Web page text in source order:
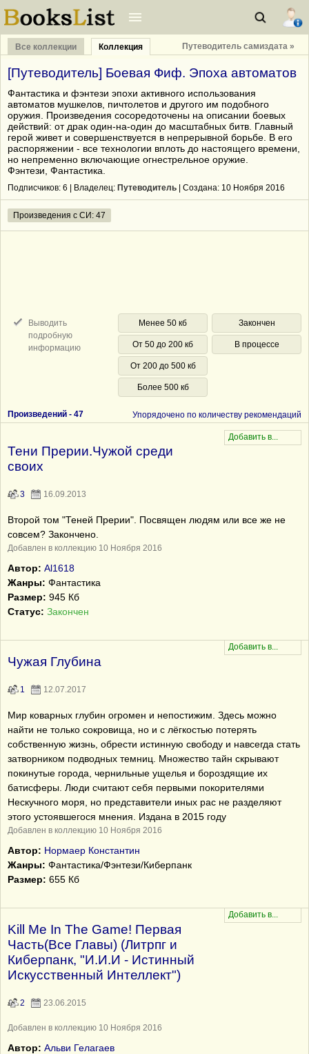
Все коллекции Коллекция Путеводитель самиздата »
[Путеводитель] Боевая Фиф. Эпоха автоматов
Фантастика и фэнтези эпохи активного использования
автоматов мушкелов, пичтолетов и другого им подобного
оружия. Произведения сосоредоточены на описании боевых
действий: от драк один-на-один до масштабных битв. Главный
герой живет и совершенствуется в непрерывной борьбе. В его
распоряжении - все технологии вплоть до настоящего времени,
но непременно включающие огнестрельное оружие.
Фэнтези, Фантастика.
Подписчиков: 6 | Владелец: Путеводитель | Cоздана: 10 Ноября 2016
Произведения с СИ: 47
Выводить
подробную
информацию
Менее 50 кб
От 50 до 200 кб
От 200 до 500 кб
Более 500 кб
Закончен
В процессе
Произведений - 47 Упорядочено по количеству рекомендаций
Тени Прерии.Чужой среди
своих
3 16.09.2013
Второй том "Теней Прерии". Посвящен людям или все же не
совсем? Закончено.
Добавлен в коллекцию 10 Ноября 2016
Автор: Al1618
Жанры: Фантастика
Размер: 945 Кб
Статус: Закончен
Чужая Глубина
1 12.07.2017
Мир коварных глубин огромен и непостижим. Здесь можно
найти не только сокровища, но и с лёгкостью потерять
собственную жизнь, обрести истинную свободу и навсегда стать
затворником подводных темниц. Множество тайн скрывают
покинутые города, чернильные ущелья и бороздящие их
батисферы. Люди считают себя первыми покорителями
Нескучного моря, но представители иных рас не разделяют
этого устоявшегося мнения. Издана в 2015 году
Добавлен в коллекцию 10 Ноября 2016
Автор: Нормаер Константин
Жанры: Фантастика/Фэнтези/Киберпанк
Размер: 655 Кб
Kill Me In The Game! Первая
Часть(Все Главы) (Литрпг и
Киберпанк, "И.И.И - Истинный
Искусственный Интеллект")
2 23.06.2015
Добавлен в коллекцию 10 Ноября 2016
Автор: Альви Гелагаев